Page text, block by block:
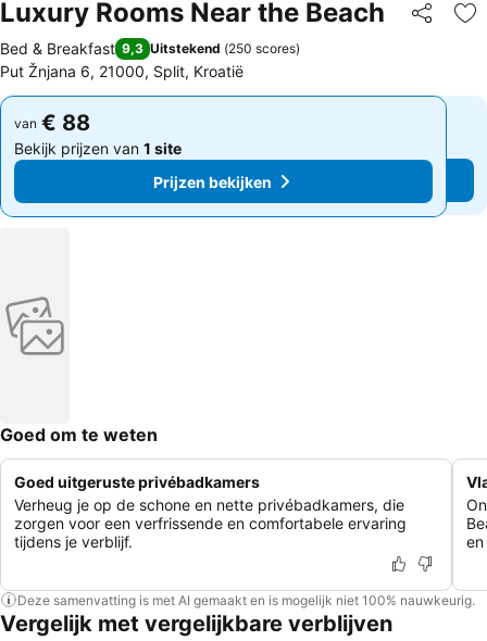
Luxury Rooms Near the Beach Delen
Bed & Breakfast 9,3 Uitstekend (250 scores)
Put Žnjana 6, 21000, Split, Kroatië
van € 88
Bekijk prijzen van 1 site
Prijzen bekijken
van € 88
Bekijk prijzen van 1 site
Prijzen bekijken
Goed om te weten
Goed uitgeruste privébadkamers
Verheug je op de schone en nette privébadkamers, die
zorgen voor een verfrissende en comfortabele ervaring
tijdens je verblijf.
Deze samenvatting is met AI gemaakt en is mogelijk niet 100% nauwkeurig.
Vergelijk met vergelijkbare verblijven